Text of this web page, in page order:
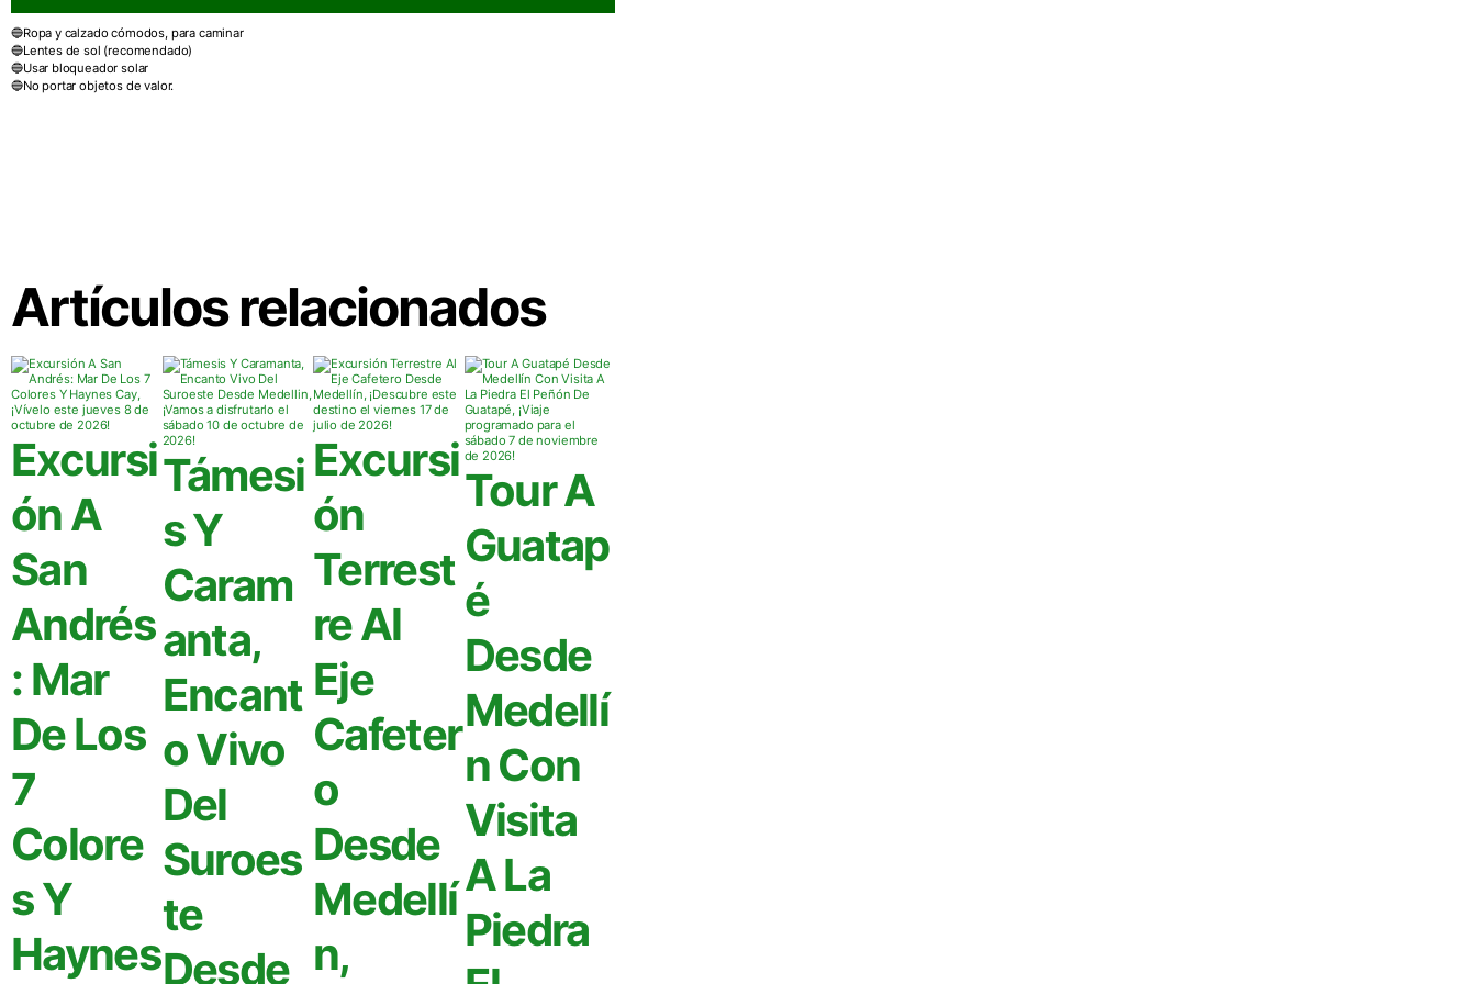
Ropa y calzado cómodos, para caminar
Lentes de sol (recomendado)
Usar bloqueador solar
No portar objetos de valor.
Artículos relacionados
Excursi
ón A
San
Andrés
: Mar
De Los
7
Colore
s Y
Haynes
Támesi
s Y
Caram
anta,
Encant
o Vivo
Del
Suroes
te
Desde
Excursi
ón
Terrest
re Al
Eje
Cafeter
o
Desde
Medellí
n,
Tour A
Guatap
é
Desde
Medellí
n Con
Visita
A La
Piedra